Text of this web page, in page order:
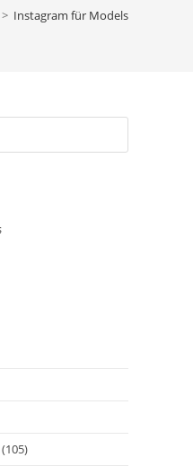
> Instagram für Models
Escape
(105)